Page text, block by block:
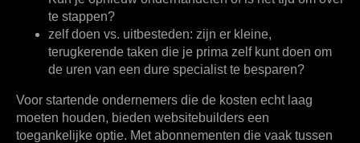
te stappen?
zelf doen vs. uitbesteden: zijn er kleine,
terugkerende taken die je prima zelf kunt doen om
de uren van een dure specialist te besparen?
Voor startende ondernemers die de kosten echt laag
moeten houden, bieden websitebuilders een
toegankelijke optie. Met abonnementen die vaak tussen